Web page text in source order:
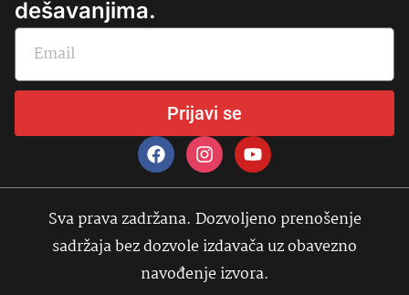
dešavanjima.
Prijavi se
Sva prava zadržana. Dozvoljeno prenošenje
sadržaja bez dozvole izdavača uz obavezno
navođenje izvora.